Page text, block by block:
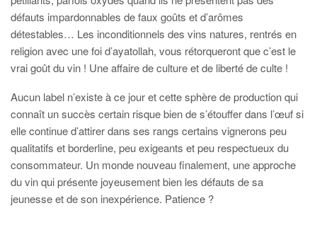
défauts impardonnables de faux goûts et d’arômes
détestables… Les inconditionnels des vins natures, rentrés en
religion avec une foi d’ayatollah, vous rétorqueront que c’est le
vrai goût du vin ! Une affaire de culture et de liberté de culte !
Aucun label n’existe à ce jour et cette sphère de production qui
connaît un succès certain risque bien de s’étouffer dans l’œuf si
elle continue d’attirer dans ses rangs certains vignerons peu
qualitatifs et borderline, peu exigeants et peu respectueux du
consommateur. Un monde nouveau finalement, une approche
du vin qui présente joyeusement bien les défauts de sa
jeunesse et de son inexpérience. Patience ?